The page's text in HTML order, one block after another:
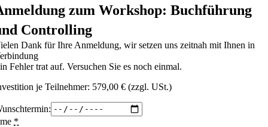
zum Workshop: Buchführung
Controlling
Dank für Ihre Anmeldung, wir setzen uns zeitnah mit Ihnen in
Fehler trat auf. Versuchen Sie es noch einmal.
je Teilnehmer: 579,00 € (zzgl. USt.)
*